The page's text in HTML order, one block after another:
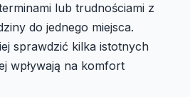
lub trudnościami z
do jednego miejsca.
sprawdzić kilka istotnych
wpływają na komfort